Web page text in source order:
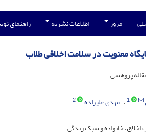
مرور اطلاعات نشریه راهنمای
معنویت در سلامت اخلاقی طلاب
پژوهشی
1 مهدی علیزاده
2
خانواده و سبک زندگی